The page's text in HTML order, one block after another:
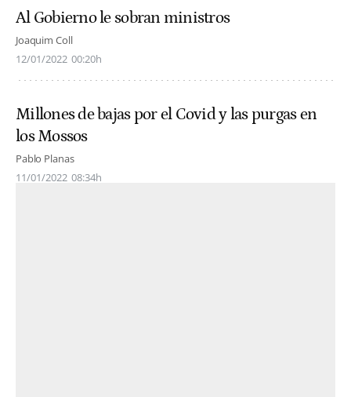
Al Gobierno le sobran ministros
Joaquim Coll
12/01/2022 00:20h
Millones de bajas por el Covid y las purgas en
los Mossos
Pablo Planas
11/01/2022 08:34h